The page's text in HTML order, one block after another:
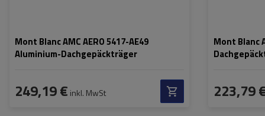
Mont Blanc AMC AERO 5417-AE49
Aluminium-Dachgepäckträger
249,19 € inkl. MwSt
Mont Blanc
223,79